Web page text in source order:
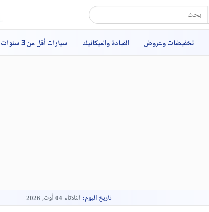
تخفيضات وعروض القيادة والميكانيك سيارات أقل من 3 سنوات
تاريخ اليوم: الثلاثاء 04 أوت, 2026